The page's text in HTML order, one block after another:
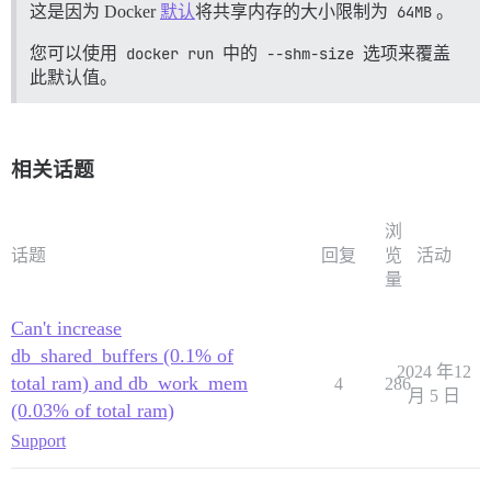
这是因为 Docker 默认将共享内存的大小限制为 64MB 。
您可以使用 docker run 中的 --shm-size 选项来覆盖
此默认值。
相关话题
话题 回复
浏
览
量
活动
Can't increase
db_shared_buffers (0.1% of
total ram) and db_work_mem
(0.03% of total ram)
Support
4 286
2024 年12
月 5 日